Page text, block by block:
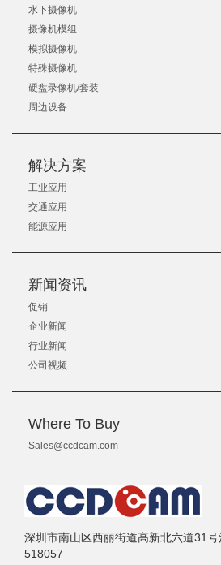
水下摄像机
摄像机模组
模拟摄像机
特殊摄像机
硬盘录像机/套装
周边设备
解决方案
工业应用
交通应用
能源应用
新闻资讯
促销
企业新闻
行业新闻
公司视频
Where To Buy
Sales@ccdcam.com
深圳市南山区西丽街道高新北六道31
518057